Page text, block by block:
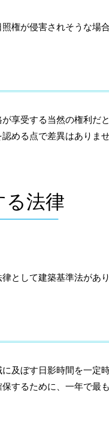
権が侵害されそうな場
受する当然の権利だ
める点で差異はありませ
る法律
として建築基準法があ
及ぼす日影時間を一定
するために、一年で最